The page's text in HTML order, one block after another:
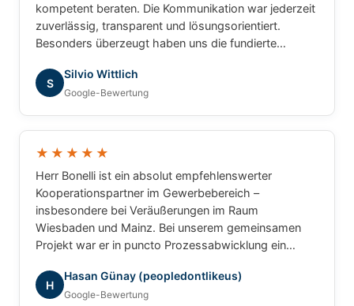
kompetent beraten. Die Kommunikation war jederzeit
zuverlässig, transparent und lösungsorientiert.
Besonders überzeugt haben uns die fundierte
Anliegen und das sehr gute Verständnis für die
besonderen Anforderungen. Wir haben uns während
des gesamten Prozesses bestens betreut gefühlt
und können Herrn Bonelli uneingeschränkt
weiterempfehlen. Vielen Dank für die hervorragende
S
Silvio Wittlich
Google-Bewertung
★★★★★
Herr Bonelli ist ein absolut empfehlenswerter
Kooperationspartner im Gewerbebereich –
insbesondere bei Veräußerungen im Raum
Wiesbaden und Mainz. Bei unserem gemeinsamen
Projekt war er in puncto Prozessabwicklung ein
ergebnisorientiert. Für gewerbliche Transaktionen
würde ich jederzeit wieder mit ihm
H
Hasan Günay (peopledontlikeus)
Google-Bewertung